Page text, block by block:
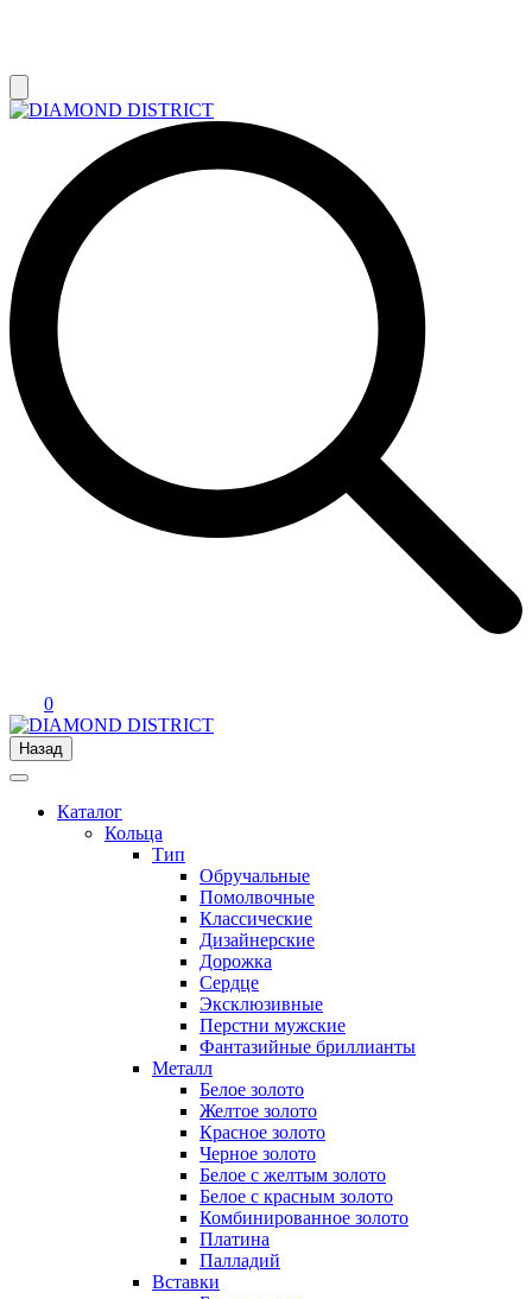
0
Назад
Каталог
Кольца
Тип
Обручальные
Помолвочные
Классические
Дизайнерские
Дорожка
Сердце
Эксклюзивные
Перстни мужские
Фантазийные бриллианты
Металл
Белое золото
Желтое золото
Красное золото
Черное золото
Белое с желтым золото
Белое с красным золото
Комбинированное золото
Платина
Палладий
Вставки